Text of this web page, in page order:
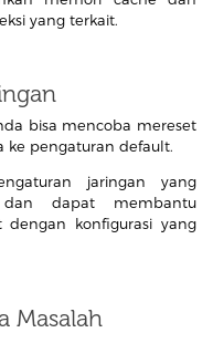
yang terkait.
bisa mencoba mereset
ke pengaturan default.
jaringan yang
dapat membantu
konfigurasi yang
Masalah